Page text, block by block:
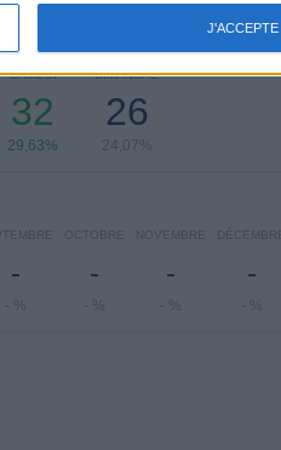
J'ACCEPTE
SAMEDI
32
29,63%
DIMANCHE
26
24,07%
-
- %
OCTOBRE
-
- %
NOVEMBRE
-
- %
DÉCEMBRE
-
- %